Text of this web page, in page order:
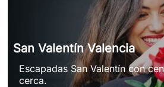
San Valentín Valencia
Escapadas San Valentín con
cerca.